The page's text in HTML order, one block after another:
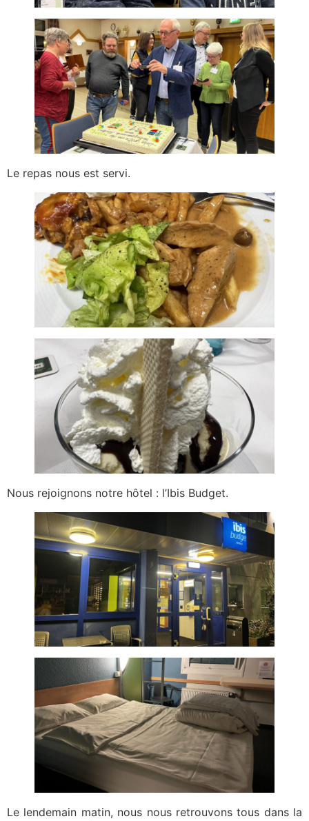
Le repas nous est servi.
Nous rejoignons notre hôtel : l’Ibis Budget.
Le lendemain matin, nous nous retrouvons tous dans la